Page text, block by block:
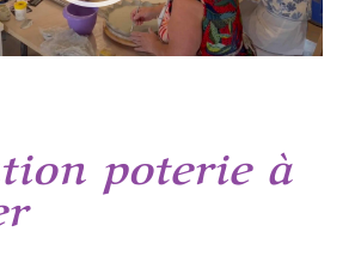
poterie à